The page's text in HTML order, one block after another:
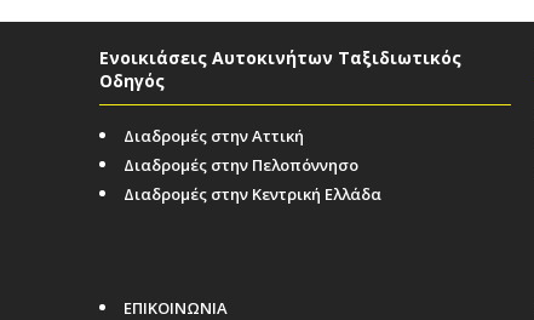
Ενοικιάσεις Αυτοκινήτων Ταξιδιωτικός
Οδηγός
Διαδρομές στην Αττική
Διαδρομές στην Πελοπόννησο
Διαδρομές στην Κεντρική Ελλάδα
ΕΠΙΚΟΙΝΩΝΙΑ